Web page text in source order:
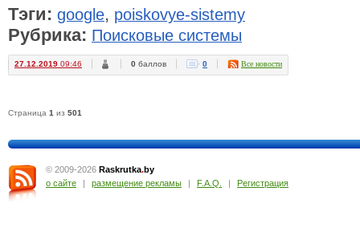
Тэги: google, poiskovye-sistemy
Рубрика: Поисковые системы
27.12.2019 09:46 0 баллов 0 Все новости
Страница 1 из 501
© 2009-2026 Raskrutka.by
о сайте
| размещение рекламы | F.A.Q. | Регистрация